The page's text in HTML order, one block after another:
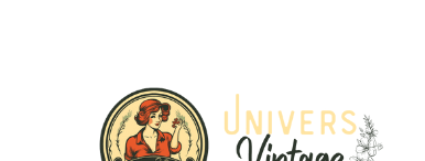
choisies
sur
la